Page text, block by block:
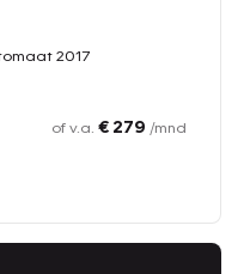
2017
of v.a. € 279 /mnd